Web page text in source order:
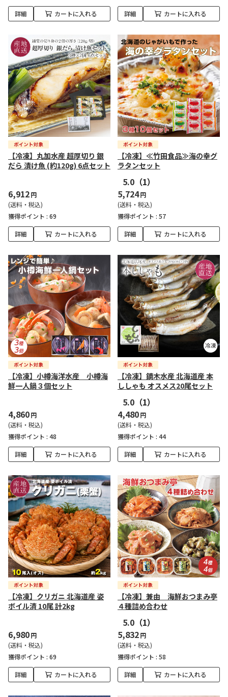
詳細 カートに入れる 詳細 カートに入れる
【冷凍】丸加水産 超厚切り 銀
だら 漬け魚 (約120g) 6点セット
6,912円
(送料・税込)
獲得ポイント : 69
詳細 カートに入れる
【冷凍】≪竹田食品≫海の幸グ
ラタンセット
5.0 （1）
5,724円
(送料・税込)
獲得ポイント : 57
詳細 カートに入れる
【冷凍】小樽海洋水産 小樽海
鮮一人鍋３個セット
4,860円
(送料・税込)
獲得ポイント : 48
詳細 カートに入れる
【冷凍】鏑木水産 北海道産 本
ししゃも オスメス20尾セット
5.0 （1）
4,480円
(送料・税込)
獲得ポイント : 44
詳細 カートに入れる
【冷凍】クリガニ 北海道産 姿
ボイル済 10尾 計2kg
6,980円
(送料・税込)
獲得ポイント : 69
詳細 カートに入れる
【冷凍】兼由 海鮮おつまみ亭
４種詰め合わせ
5.0 （1）
5,832円
(送料・税込)
獲得ポイント : 58
詳細 カートに入れる